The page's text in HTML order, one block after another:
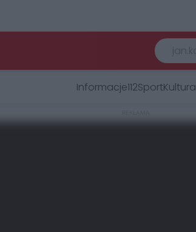
Informacje112SportKultura